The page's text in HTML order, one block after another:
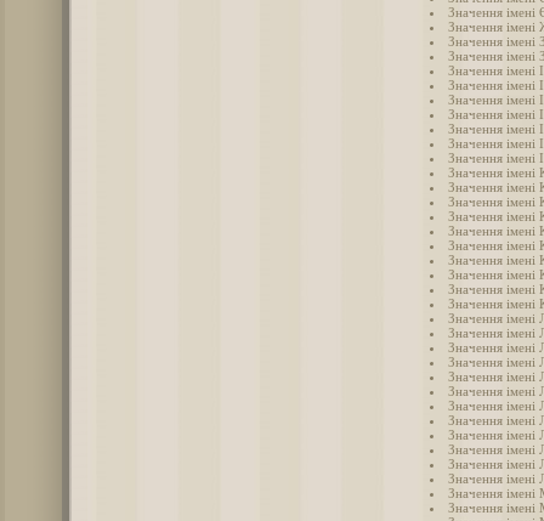
Значення імені
Значення імені
Значення імені
Значення імені
Значення імені
Значення імені
Значення імені
Значення імені
Значення імені
Значення імені
Значення імені
Значення імені
Значення імені
Значення імені
Значення імені
Значення імені
Значення імені
Значення імені
Значення імені
Значення імені
Значення імені
Значення імені
Значення імені
Значення імені
Значення імені
Значення імені
Значення імені
Значення імені
Значення імені
Значення імені
Значення імені
Значення імені
Значення імені
Значення імені
Значення імені